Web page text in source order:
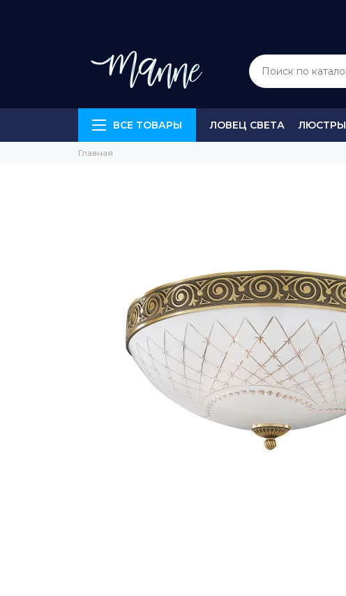
ВСЕ ТОВАРЫ ЛОВЕЦ СВЕТА ЛЮСТРЫ
Главная